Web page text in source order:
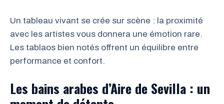
Un tableau vivant se crée sur scène : la proximité
avec les artistes vous donnera une émotion rare.
Les tablaos bien notés offrent un équilibre entre
performance et confort.
Les bains arabes d’Aire de Sevilla : un